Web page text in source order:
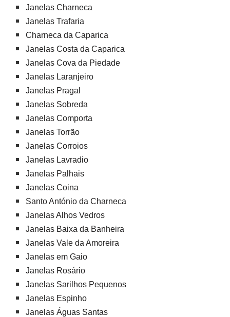
Janelas Charneca
Janelas Trafaria
Charneca da Caparica
Janelas Costa da Caparica
Janelas Cova da Piedade
Janelas Laranjeiro
Janelas Pragal
Janelas Sobreda
Janelas Comporta
Janelas Torrão
Janelas Corroios
Janelas Lavradio
Janelas Palhais
Janelas Coina
Santo António da Charneca
Janelas Alhos Vedros
Janelas Baixa da Banheira
Janelas Vale da Amoreira
Janelas em Gaio
Janelas Rosário
Janelas Sarilhos Pequenos
Janelas Espinho
Janelas Águas Santas